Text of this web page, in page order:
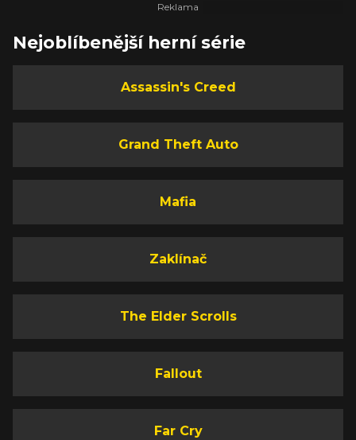
Nejoblíbenější herní série
Assassin's Creed
Grand Theft Auto
Mafia
Zaklínač
The Elder Scrolls
Fallout
Far Cry